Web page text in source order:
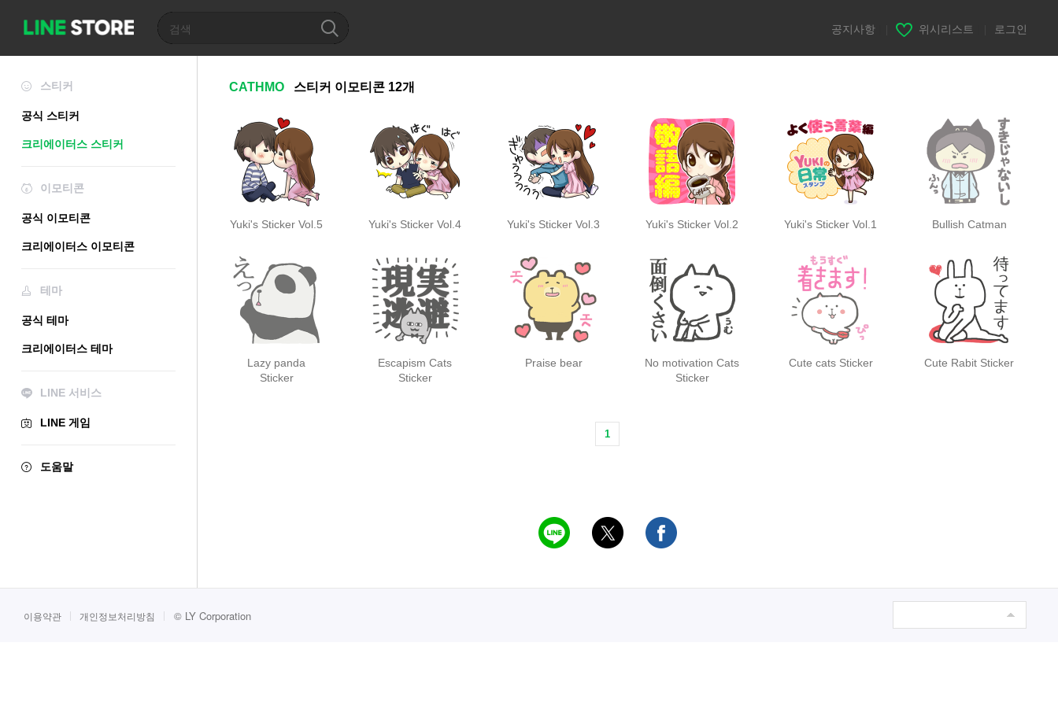
공지사항 위시리스트 로그인
스티커
공식 스티커
크리에이터스 스티커
이모티콘
공식 이모티콘
크리에이터스 이모티콘
테마
공식 테마
크리에이터스 테마
LINE 서비스
LINE 게임
도움말
CATHMO 스티커 이모티콘 12개
Yuki's Sticker Vol.5 Yuki's Sticker Vol.4 Yuki's Sticker Vol.3 Yuki's Sticker Vol.2 Yuki's Sticker Vol.1 Bullish Catman
Lazy panda
Sticker
Escapism Cats
Sticker
Praise bear
No motivation Cats
Sticker
Cute cats Sticker Cute Rabit Sticker
1
이용약관 개인정보처리방침 © LY Corporation